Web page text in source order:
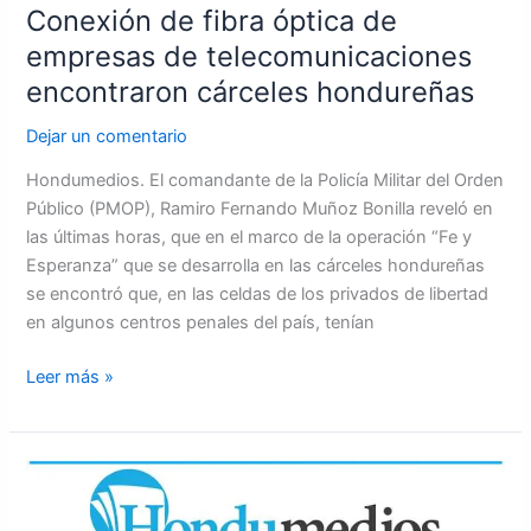
Conexión de fibra óptica de
empresas de telecomunicaciones
encontraron cárceles hondureñas
Dejar un comentario
Hondumedios. El comandante de la Policía Militar del Orden
Público (PMOP), Ramiro Fernando Muñoz Bonilla reveló en
las últimas horas, que en el marco de la operación “Fe y
Esperanza” que se desarrolla en las cárceles hondureñas
se encontró que, en las celdas de los privados de libertad
en algunos centros penales del país, tenían
Leer más »
Portada